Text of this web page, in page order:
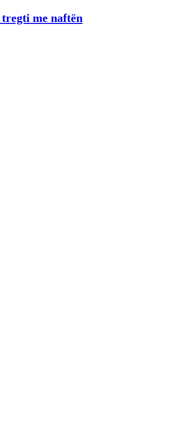
me naftën